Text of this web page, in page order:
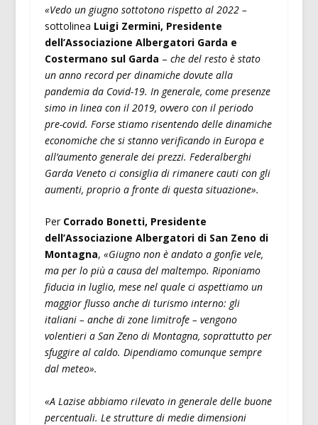
«Vedo un giugno sottotono rispetto al 2022 –
sottolinea Luigi Zermini, Presidente
dell’Associazione Albergatori Garda e
Costermano sul Garda – che del resto è stato
un anno record per dinamiche dovute alla
pandemia da Covid-19. In generale, come presenze
simo in linea con il 2019, ovvero con il periodo
pre-covid. Forse stiamo risentendo delle dinamiche
economiche che si stanno verificando in Europa e
all’aumento generale dei prezzi. Federalberghi
Garda Veneto ci consiglia di rimanere cauti con gli
aumenti, proprio a fronte di questa situazione».
Per Corrado Bonetti, Presidente
dell’Associazione Albergatori di San Zeno di
Montagna, «Giugno non è andato a gonfie vele,
ma per lo più a causa del maltempo. Riponiamo
fiducia in luglio, mese nel quale ci aspettiamo un
maggior flusso anche di turismo interno: gli
italiani – anche di zone limitrofe – vengono
volentieri a San Zeno di Montagna, soprattutto per
sfuggire al caldo. Dipendiamo comunque sempre
dal meteo».
«A Lazise abbiamo rilevato in generale delle buone
percentuali. Le strutture di medie dimensioni